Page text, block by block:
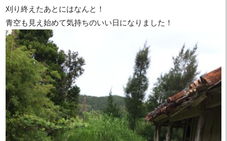
刈り終えたあとにはなんと！
青空も見え始めて気持ちのいい日になりました！